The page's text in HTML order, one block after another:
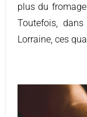
plus du
Toutefois,
Lorraine, ces